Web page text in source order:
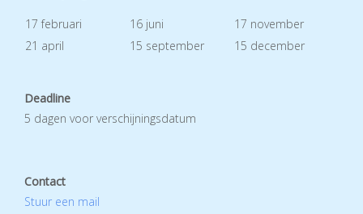
17 februari 16 juni
17 november
21 april
15 september 15 december
Deadline
5 dagen voor verschijningsdatum
Contact
Stuur een mail